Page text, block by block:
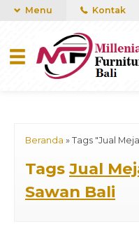
Menu Kontak
Beranda » Tags "Jual
Tags Jual
Sawan Bali